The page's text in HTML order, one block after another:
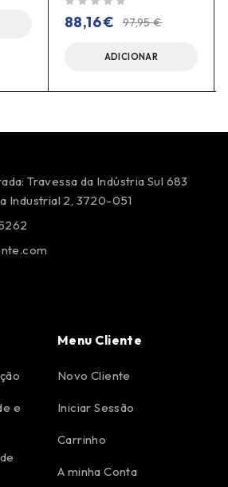
97,95€
88,16€
ADICIONAR
Travessa da Indústria Sul 683
Industrial 2, 3720-051
e
Menu Cliente
Novo Cliente
Iniciar Sessão
Carrinho
A minha Conta